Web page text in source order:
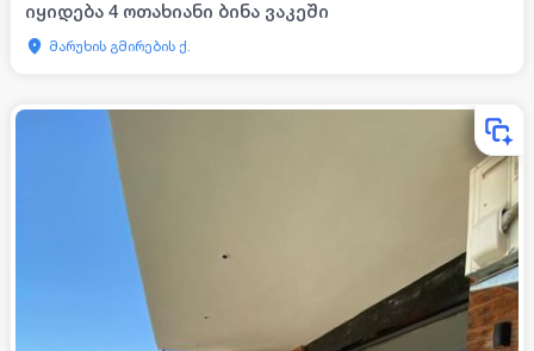
იყიდება 4 ოთახიანი ბინა ვაკეში
მარუხის გმირების ქ.